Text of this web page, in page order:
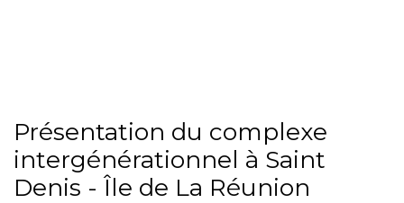
Présentation du complexe
intergénérationnel à Saint
Denis - Île de La Réunion